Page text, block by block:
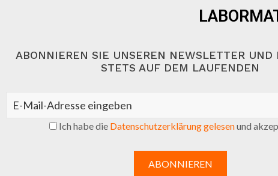
ABONNIEREN SIE UNSEREN NEWSLETTER UND
STETS AUF DEM LAUFENDEN
Ich habe die Datenschutzerklärung gelesenund